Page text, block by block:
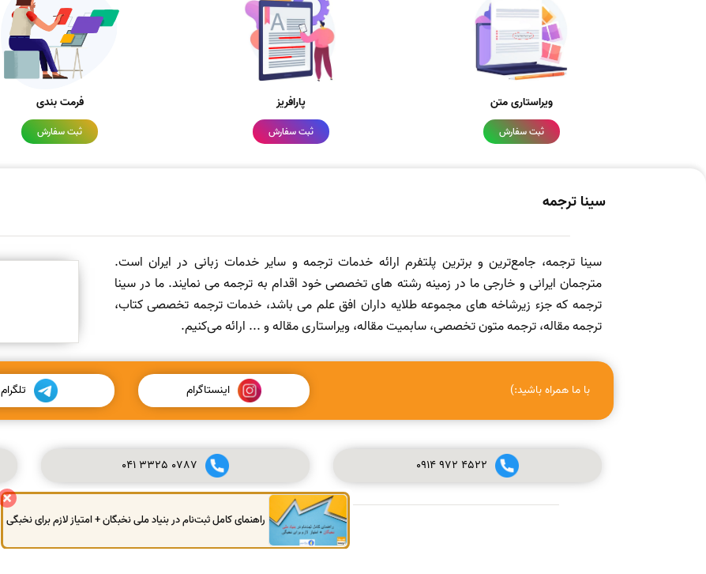
ویراستاری متن
ثبت سفارش
پارافریز
ثبت سفارش
فرمت بندی
ثبت سفارش
سینا ترجمه
سینا ترجمه، جامع‌ترین و برترین پلتفرم ارائه خدمات ترجمه و سایر خدمات زبانی در ایران است.
مترجمان ایرانی و خارجی ما در زمینه رشته های تخصصی خود اقدام به ترجمه می نمایند. ما در سینا
ترجمه که جزء زیرشاخه های مجموعه طلایه داران افق علم می باشد، خدمات ترجمه تخصصی کتاب،
ترجمه مقاله، ترجمه متون تخصصی، سابمیت مقاله، ویراستاری مقاله و ... ارائه می‌کنیم.
با ما همراه باشید:) اینستاگرام تلگرام
0914972 4522
041 3325 0787
© کلیه حقوق این سایت محفوظ و متعلق به سینا ترجمه می‌باشد.
راهنمای کامل ثبت‌نام در بنیاد ملی نخبگان + امتیاز لازم برای نخبگی